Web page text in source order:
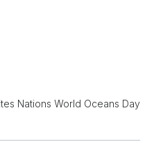
Nations World Oceans Day